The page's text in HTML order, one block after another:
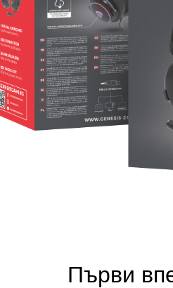
Първи